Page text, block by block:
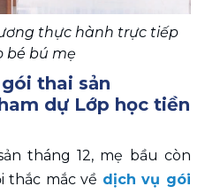
thực hành trực tiếp
bé bú mẹ
thai sản
dự Lớp học tiền
tháng 12, mẹ bầu còn
thắc mắc về dịch vụ gói